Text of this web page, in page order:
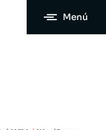
Menú